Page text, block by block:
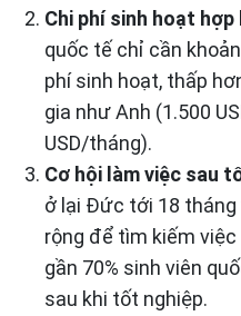
Chi phí sinh hoạt hợp
quốc tế chỉ cần
phí sinh hoạt, thấp
gia như Anh (1.500
USD/tháng).
Cơ hội làm việc sau
ở lại Đức tới 18
rộng để tìm kiếm
gần 70% sinh viên
sau khi tốt nghiệp.